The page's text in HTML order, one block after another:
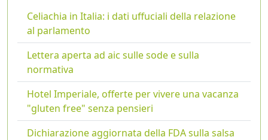
Celiachia in Italia: i dati uffuciali della relazione
al parlamento
Lettera aperta ad aic sulle sode e sulla
normativa
Hotel Imperiale, offerte per vivere una vacanza
"gluten free" senza pensieri
Dichiarazione aggiornata della FDA sulla salsa